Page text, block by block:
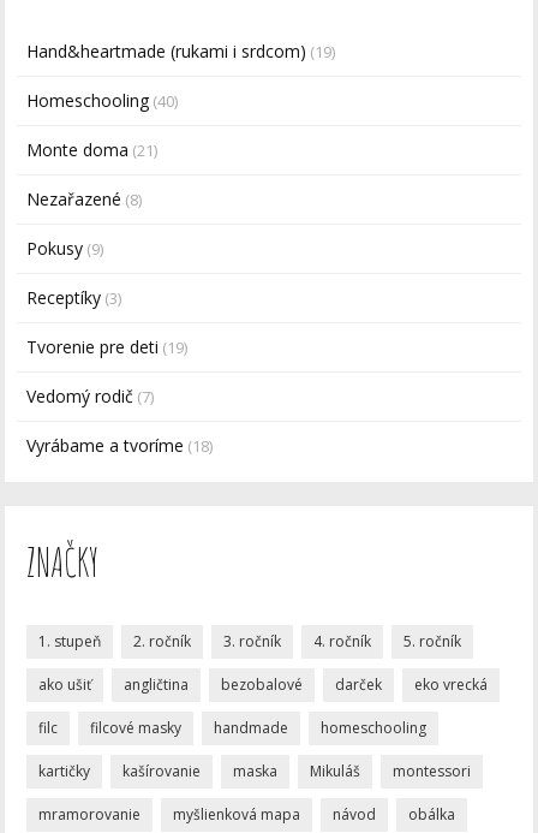
Hand&heartmade (rukami i srdcom) (19)
Homeschooling (40)
Monte doma (21)
Nezařazené (8)
Pokusy (9)
Receptíky (3)
Tvorenie pre deti (19)
Vedomý rodič (7)
Vyrábame a tvoríme (18)
ZNAČKY
1. stupeň 2. ročník 3. ročník 4. ročník 5. ročník
ako ušiť angličtina bezobalové darček eko vrecká
filc filcové masky handmade homeschooling
kartičky kašírovanie maska Mikuláš montessori
mramorovanie myšlienková mapa návod obálka